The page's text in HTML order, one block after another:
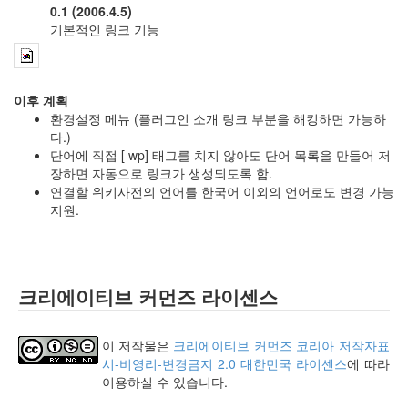
0.1 (2006.4.5)
기본적인 링크 기능
이후 계획
환경설정 메뉴 (플러그인 소개 링크 부분을 해킹하면 가능하
다.)
단어에 직접 [ wp] 태그를 치지 않아도 단어 목록을 만들어 저
장하면 자동으로 링크가 생성되도록 함.
연결할 위키사전의 언어를 한국어 이외의 언어로도 변경 가능
지원.
크리에이티브 커먼즈 라이센스
이 저작물은 크리에이티브 커먼즈 코리아 저작자표
시-비영리-변경금지 2.0 대한민국 라이센스에 따라
이용하실 수 있습니다.
대
영
체
전
(2)
consciousness
춤
추
는